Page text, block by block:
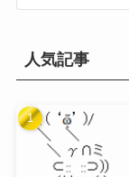
人気記事